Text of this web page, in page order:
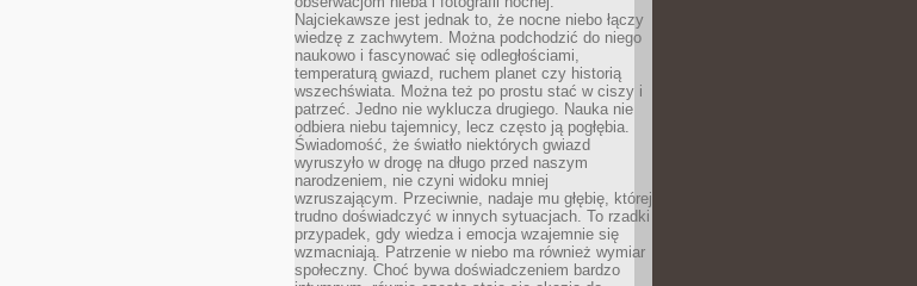
Najciekawsze jest jednak to, że nocne niebo łączy
wiedzę z zachwytem. Można podchodzić do niego
naukowo i fascynować się odległościami,
temperaturą gwiazd, ruchem planet czy historią
wszechświata. Można też po prostu stać w ciszy i
patrzeć. Jedno nie wyklucza drugiego. Nauka nie
odbiera niebu tajemnicy, lecz często ją pogłębia.
Świadomość, że światło niektórych gwiazd
wyruszyło w drogę na długo przed naszym
narodzeniem, nie czyni widoku mniej
wzruszającym. Przeciwnie, nadaje mu głębię, której
trudno doświadczyć w innych sytuacjach. To rzadki
przypadek, gdy wiedza i emocja wzajemnie się
wzmacniają. Patrzenie w niebo ma również wymiar
społeczny. Choć bywa doświadczeniem bardzo